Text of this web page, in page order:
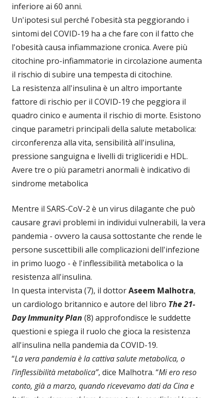
inferiore ai 60 anni.
Un'ipotesi sul perché l'obesità sta peggiorando i
sintomi del COVID-19 ha a che fare con il fatto che
l'obesità causa infiammazione cronica. Avere più
citochine pro-infiammatorie in circolazione aumenta
il rischio di subire una tempesta di citochine.
La resistenza all'insulina è un altro importante
fattore di rischio per il COVID-19 che peggiora il
quadro cinico e aumenta il rischio di morte. Esistono
cinque parametri principali della salute metabolica:
circonferenza alla vita, sensibilità all'insulina,
pressione sanguigna e livelli di trigliceridi e HDL.
Avere tre o più parametri anormali è indicativo di
sindrome metabolica
Mentre il SARS-CoV-2 è un virus dilagante che può
causare gravi problemi in individui vulnerabili, la vera
pandemia - ovvero la causa sottostante che rende le
persone suscettibili alle complicazioni dell'infezione
in primo luogo - è l'inflessibilità metabolica o la
resistenza all'insulina.
In questa intervista (7), il dottorAseem Malhotra,
un cardiologo britannico e autore del libro The 21-
Day Immunity Plan (8) approfondisce le suddette
questioni e spiega il ruolo che gioca la resistenza
all'insulina nella pandemia da COVID-19.
“La vera pandemia è la cattiva salute metabolica, o
l'inflessibilità metabolica”, dice Malhotra. “Mi ero reso
conto, già a marzo, quando ricevevamo dati da Cina e